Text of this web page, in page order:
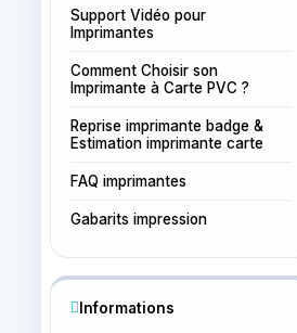
Support Vidéo pour
Imprimantes
Comment Choisir son
Imprimante à Carte PVC ?
Reprise imprimante badge &
Estimation imprimante carte
FAQ imprimantes
Gabarits impression
Informations